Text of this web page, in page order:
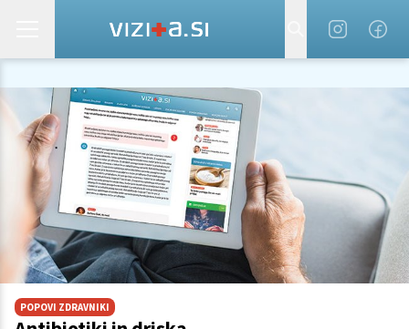
POPOVI ZDRAVNIKI